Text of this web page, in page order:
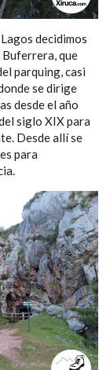
decidimos
que
parquing, casi
se dirige
desde el año
siglo XIX para
Desde allí se
para